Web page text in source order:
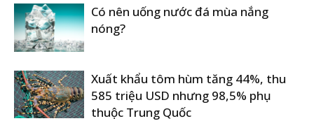
Có nên uống nước đá mùa nắng
nóng?
Xuất khẩu tôm hùm tăng 44%, thu
585 triệu USD nhưng 98,5% phụ
thuộc Trung Quốc